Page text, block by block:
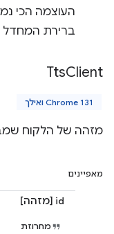
ברירת המחדל
TtsClient
Chrome 131 ואילך
מזהה של הלקוח
מאפיינים
id [מזהה]
מחרוזת